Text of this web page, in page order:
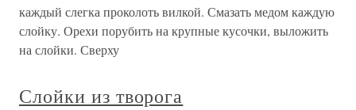
каждый слегка проколоть вилкой. Смазать медом каждую
слойку. Орехи порубить на крупные кусочки, выложить
на слойки. Сверху
Слойки из творога